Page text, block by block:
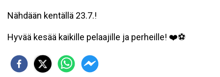
Nähdään kentällä 23.7.!
Hyvää kesää kaikille pelaajille ja perheille! ❤️⚽